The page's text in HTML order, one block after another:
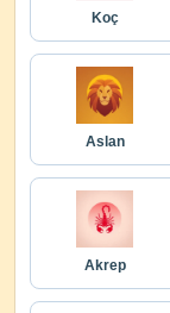
Koç
Aslan
Akrep